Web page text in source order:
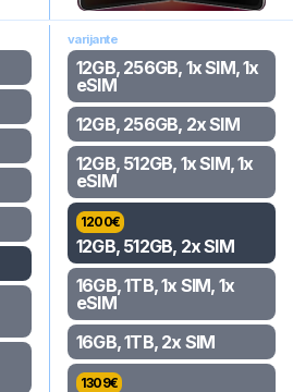
varijante
12GB, 256GB, 1x SIM, 1x
eSIM
12GB, 256GB, 2x SIM
12GB, 512GB, 1x SIM, 1x
eSIM
1200€
12GB, 512GB, 2x SIM
16GB, 1TB, 1x SIM, 1x
eSIM
16GB, 1TB, 2x SIM
1309€